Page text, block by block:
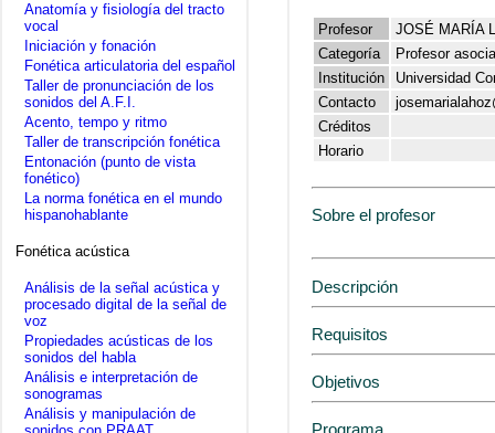
Anatomía y fisiología del tracto
vocal
Iniciación y fonación
Fonética articulatoria del español
Taller de pronunciación de los
sonidos del A.F.I.
Acento, tempo y ritmo
Taller de transcripción fonética
Entonación (punto de vista
fonético)
La norma fonética en el mundo
hispanohablante
Fonética acústica
Análisis de la señal acústica y
procesado digital de la señal de
voz
Propiedades acústicas de los
sonidos del habla
Análisis e interpretación de
sonogramas
Análisis y manipulación de
Profesor
JOSÉ MARÍA
Categoría
Profesor
Institución
Universidad
Contacto
Créditos
Horario
Sobre el profesor
Descripción
Requisitos
Objetivos